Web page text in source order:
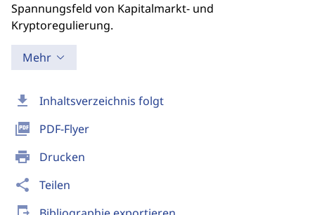
download Inhaltsverzeichnis folgt
picture_as_pdf PDF-Flyer
print Drucken
share Teilen
Spannungsfeld von Kapitalmarkt- und
Kryptoregulierung.
Mehr